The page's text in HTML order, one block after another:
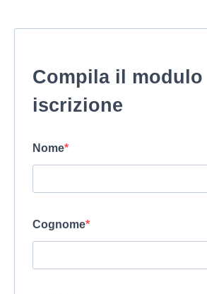
Compila il modulo
iscrizione
Nome
Cognome